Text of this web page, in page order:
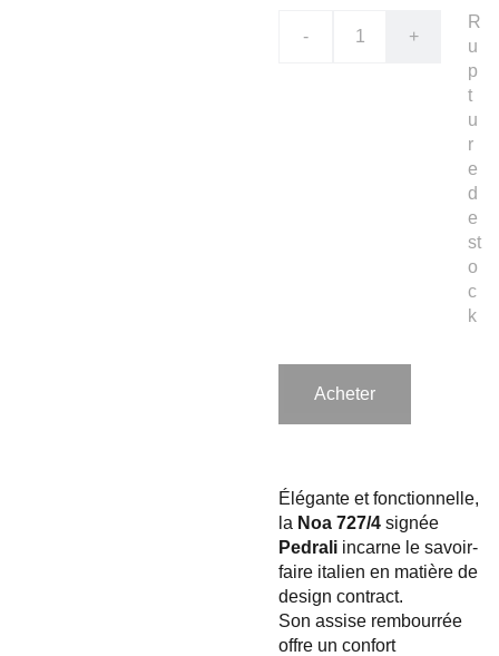
- +
R
u
p
t
u
r
e
d
e
st
o
c
k
Acheter
Élégante et fonctionnelle,
la Noa 727/4 signée
Pedrali incarne le savoir-
faire italien en matière de
design contract.
Son assise rembourrée
offre un confort